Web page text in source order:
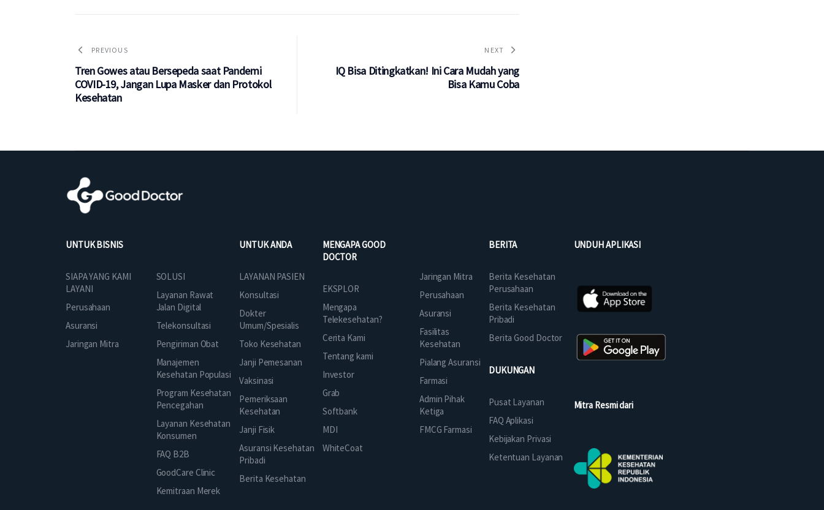
PREVIOUS
Tren Gowes atau Bersepeda saat Pandemi
COVID-19, Jangan Lupa Masker dan Protokol
Kesehatan
NEXT
IQ Bisa Ditingkatkan! Ini Cara Mudah yang
Bisa Kamu Coba
UNTUK BISNIS
SIAPA YANG KAMI
LAYANI
Perusahaan
Asuransi
Jaringan Mitra
SOLUSI
Layanan Rawat
Jalan Digital
Telekonsultasi
Pengiriman Obat
Manajemen
Kesehatan Populasi
Program Kesehatan
Pencegahan
Layanan Kesehatan
Konsumen
FAQ B2B
GoodCare Clinic
Kemitraan Merek
UNTUK ANDA
LAYANAN PASIEN
Konsultasi
Dokter
Umum/Spesialis
Toko Kesehatan
Janji Pemesanan
Vaksinasi
Pemeriksaan
Kesehatan
Janji Fisik
Asuransi Kesehatan
Pribadi
Berita Kesehatan
MENGAPA GOOD
DOCTOR
EKSPLOR
Mengapa
Telekesehatan?
Cerita Kami
Tentang kami
Investor
Grab
Softbank
MDI
WhiteCoat
Jaringan Mitra
Perusahaan
Asuransi
Fasilitas
Kesehatan
Pialang Asuransi
Farmasi
Admin Pihak
Ketiga
FMCG Farmasi
BERITA
Berita Kesehatan
Perusahaan
Berita Kesehatan
Pribadi
Berita Good Doctor
DUKUNGAN
Pusat Layanan
FAQ Aplikasi
Kebijakan Privasi
Ketentuan Layanan
UNDUH APLIKASI
Mitra Resmi dari